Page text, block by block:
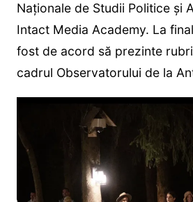
Naționale de Studii Politice și
Intact Media Academy. La
fost de acord să prezinte
cadrul Observatorului de la